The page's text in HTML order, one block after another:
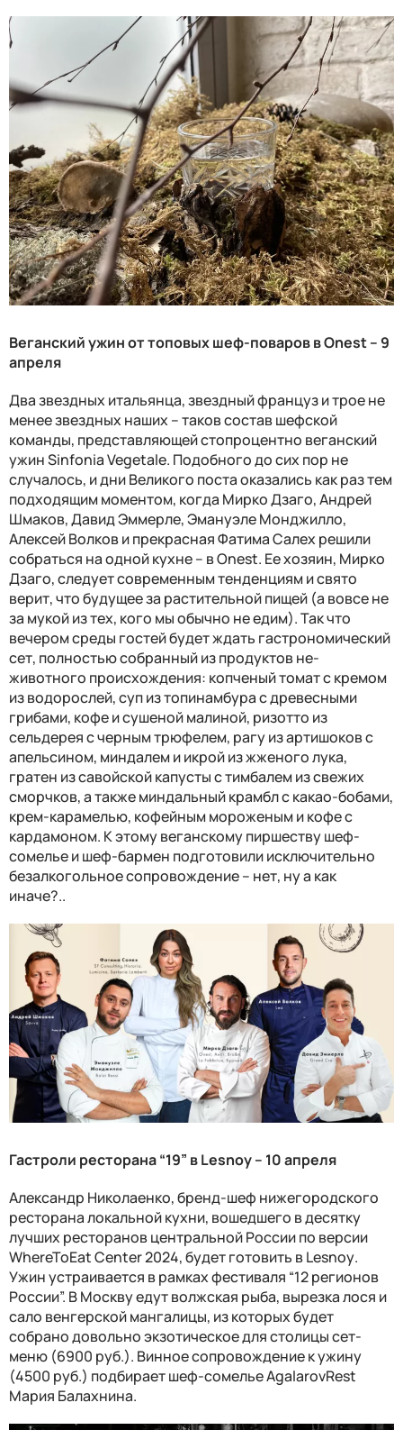
Веганский ужин от топовых шеф-поваров вOnest– 9
апреля
Два звездных итальянца, звездный француз и трое не
менее звездных наших – таков состав шефской
команды, представляющей стопроцентно веганский
ужинSinfonia Vegetale. Подобного до сих пор не
случалось, и дни Великого поста оказались как раз тем
подходящим моментом, когда Мирко Дзаго, Андрей
Шмаков, Давид Эммерле, Эмануэле Монджилло,
Алексей Волков и прекрасная Фатима Салех решили
собраться на одной кухне – вOnest. Ее хозяин, Мирко
Дзаго, следует современным тенденциям и свято
верит, что будущее за растительной пищей (а вовсе не
за мукой из тех, кого мы обычно не едим). Так что
вечером среды гостей будет ждать гастрономический
сет, полностью собранный из продуктов не-
животного происхождения: копченый томат с кремом
из водорослей, суп из топинамбура с древесными
грибами, кофе и сушеной малиной, ризотто из
сельдерея с черным трюфелем, рагу из артишоков с
апельсином, миндалем и икрой из жженого лука,
гратен из савойской капусты с тимбалем из свежих
сморчков, а также миндальный крамбл с какао-бобами,
крем-карамелью, кофейным мороженым и кофе с
кардамоном. К этому веганскому пиршеству шеф-
сомелье и шеф-бармен подготовили исключительно
безалкогольное сопровождение – нет, ну а как
иначе?..
Гастроли ресторана “19” вLesnoy– 10 апреля
Александр Николаенко, бренд-шеф нижегородского
ресторана локальной кухни, вошедшего в десятку
лучших ресторанов центральной России по версии
WhereToEat Center2024, будет готовить вLesnoy.
Ужин устраивается в рамках фестиваля “12 регионов
России”. В Москву едут волжская рыба, вырезка лося и
сало венгерской мангалицы, из которых будет
собрано довольно экзотическое для столицы сет-
меню (6900 руб.). Винное сопровождение к ужину
(4500 руб.) подбирает шеф-сомельеAgalarovRest
Мария Балахнина.